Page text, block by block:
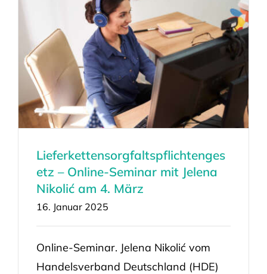
Lieferkettensorgfaltspflichtenges
etz – Online-Seminar mit Jelena
Nikolić am 4. März
16. Januar 2025
Online-Seminar. Jelena Nikolić vom
Handelsverband Deutschland (HDE)